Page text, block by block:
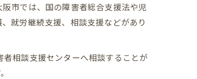
市では、国の障害者総合支援法や児
就労継続支援、相談支援などがあり
相談支援センターへ相談することが